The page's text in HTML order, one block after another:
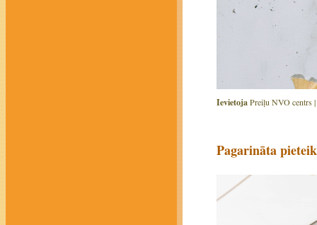
IevietojaPreiļu NVO centrs |
Pagarināta